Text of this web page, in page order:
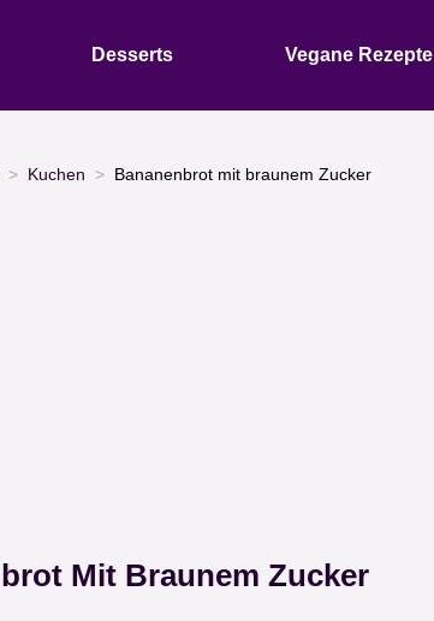
Desserts Vegane Rezepte
Kuchen Bananenbrot mit braunem Zucker
Mit Braunem Zucker